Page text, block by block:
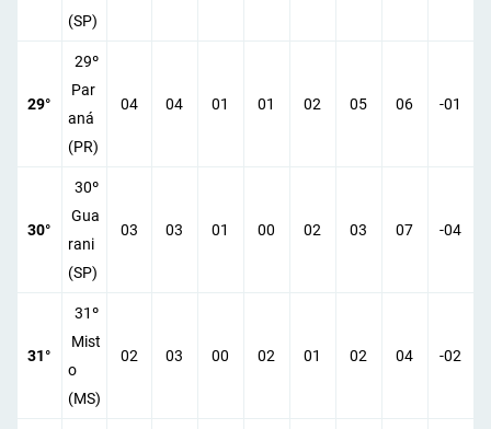
(SP)
29°
29º
Par
aná
(PR)
04 04 01 01 02 05 06 -01
30°
30º
Gua
rani
(SP)
03 03 01 00 02 03 07 -04
31°
31º
Mist
o
(MS)
02 03 00 02 01 02 04 -02